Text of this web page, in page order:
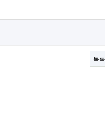
목록